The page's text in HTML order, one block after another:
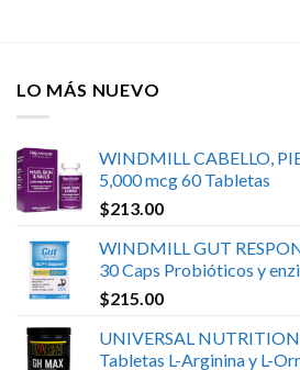
LO MÁS NUEVO
WINDMILL CABELLO,
5,000 mcg 60 Tabletas
$213.00
WINDMILL GUT
30 Caps Probióticos y
$215.00
UNIVERSAL
Tabletas L-Arginina y L-